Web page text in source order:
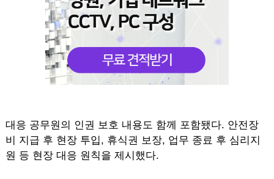
대응 공무원의 인권 보호 내용도 함께 포함됐다. 안전장
비 지급 후 현장 투입, 휴식권 보장, 업무 종료 후 심리지
원 등 현장 대응 원칙을 제시했다.